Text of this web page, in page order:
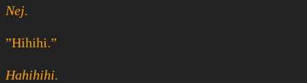
Nej.
”Hihihi.”
Hahihihi.